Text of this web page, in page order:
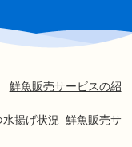
鮮魚販売サービスの紹
揚げ状況 鮮魚販売サ